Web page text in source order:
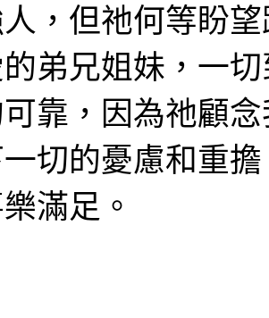
，但祂何等盼
弟兄姐妹，一
靠，因為祂顧
切的憂慮和重
滿足。